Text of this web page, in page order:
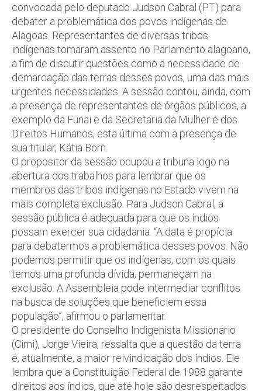
convocada pelo deputado Judson Cabral (PT) para
debater a problemática dos povos indígenas de
Alagoas. Representantes de diversas tribos
indígenas tomaram assento no Parlamento alagoano,
a fim de discutir questões como a necessidade de
demarcação das terras desses povos, uma das mais
urgentes necessidades. A sessão contou, ainda, com
a presença de representantes de órgãos públicos, a
exemplo da Funai e da Secretaria da Mulher e dos
Direitos Humanos, esta última com a presença de
sua titular, Kátia Born.
O propositor da sessão ocupou a tribuna logo na
abertura dos trabalhos para lembrar que os
membros das tribos indígenas no Estado vivem na
mais completa exclusão. Para Judson Cabral, a
sessão pública é adequada para que os índios
possam exercer sua cidadania. “A data é propícia
para debatermos a problemática desses povos. Não
podemos permitir que os indígenas, com os quais
temos uma profunda dívida, permaneçam na
exclusão. A Assembleia pode intermediar conflitos
na busca de soluções que beneficiem essa
população”, afirmou o parlamentar.
O presidente do Conselho Indigenista Missionário
(Cimi), Jorge Vieira, ressalta que a questão da terra
é, atualmente, a maior reivindicação dos índios. Ele
lembra que a Constituição Federal de 1988 garante
direitos aos índios, que até hoje são desrespeitados.